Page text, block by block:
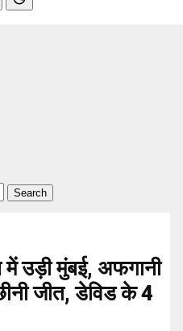
Search
उड़ी मुंबई, अफगानी
जीत, डेविड के 4